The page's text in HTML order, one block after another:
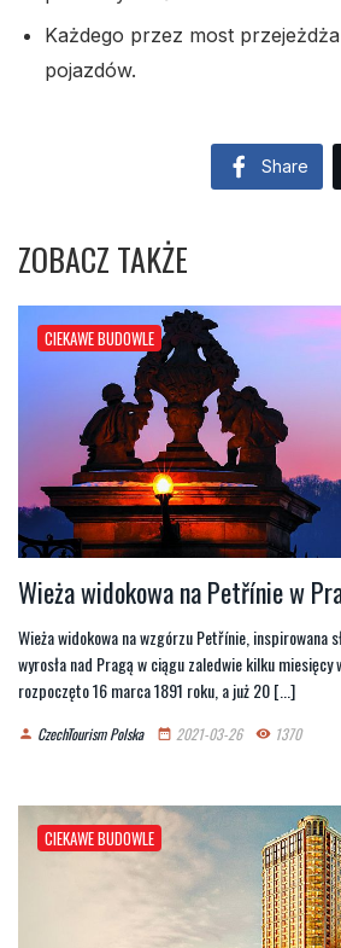
Każdego przez most
pojazdów.
Share
ZOBACZ TAKŻE
CIEKAWE BUDOWLE
Wieża widokowa na Petřínie w
Wieża widokowa na wzgórzu Petřínie, inspirowana
wyrosła nad Pragą w ciągu zaledwie kilku miesięcy
rozpoczęto 16 marca 1891 roku, a już 20 [...]
person CzechTourism Polska date_range 2021-03-26 remove_red_eye 1370
CIEKAWE BUDOWLE